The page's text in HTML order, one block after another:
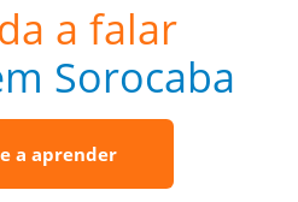
a falar
Sorocaba
a aprender